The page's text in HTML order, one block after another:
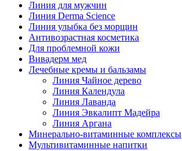
Линия для мужчин
Линия Derma Science
Линия улыбка без морщин
Антивозрастная косметика
Для проблемной кожи
Вивадерм мед
Лечебные кремы и бальзамы
Линия Чайное дерево
Линия Календула
Линия Лаванда
Линия Эвкалипт Мадейра
Линия Аргана
Минерально-витаминные комплексы
Мультивитаминные напитки